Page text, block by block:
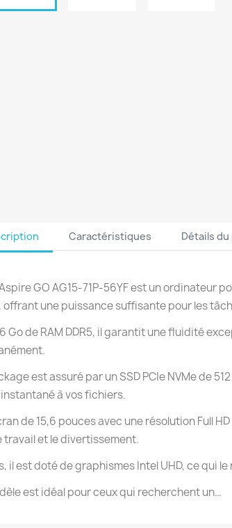
Caractéristiques Détails
GO AG15-71P-56YF est un
offrant une puissance suffisante pour les
Go de RAM DDR5, il garantit une fluidité
est assuré par un SSD PCIe NVMe de
à vos fichiers.
de 15,6 pouces avec une résolution Full
travail et le divertissement.
il est doté de graphismes Intel UHD, ce qui
est idéal pour ceux qui recherchent un…